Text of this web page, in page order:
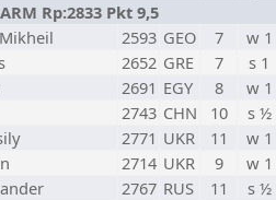
Rp:2833 Pkt 9,5
2593 GEO 7
w 1
2652 GRE 7
s 1
2691 EGY 8
w 1
2743 CHN 10
s ½
2771 UKR 11
w 1
2714 UKR 9
w 1
2767 RUS 11
s ½